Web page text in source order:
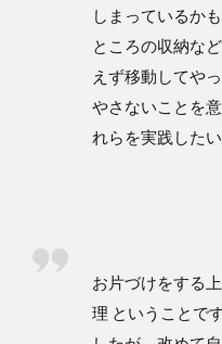
しまっているか
ところの収納な
えず移動してや
やさないことを
れらを実践した
お片づけをする
理 ということで